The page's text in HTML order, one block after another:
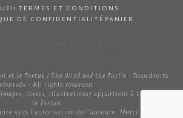
termes et conditions
de confidentialité panier
et la Tortue / The Wind and the Turtle - Tous droits
réservés - All rights reserved.
textes, illustrations) appartient à Le Vent et
la Tortue
sans l'autorisation de l'auteure. Merci.